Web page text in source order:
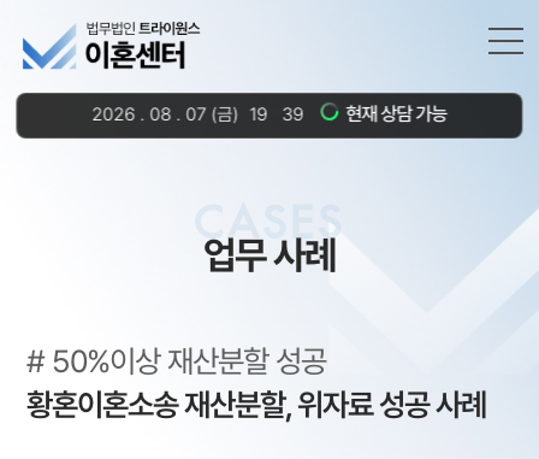
2026 . 08 . 07 (금) 19 39 현재 상담 가능
CASES
업무 사례
50%이상 재산분할 성공
황혼이혼소송 재산분할, 위자료 성공 사례